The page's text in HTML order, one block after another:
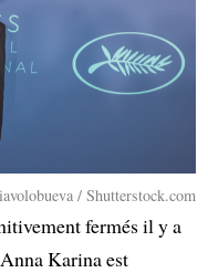
/ Shutterstock.com
fermés il y a
Karina est